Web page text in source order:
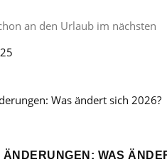
an den Urlaub im nächsten
WAS